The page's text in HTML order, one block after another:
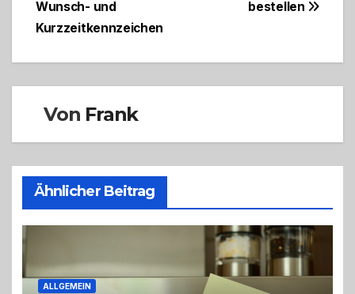
bestellen
Wunsch- und
Kurzzeitkennzeichen
Von Frank
Ähnlicher Beitrag
ALLGEMEIN